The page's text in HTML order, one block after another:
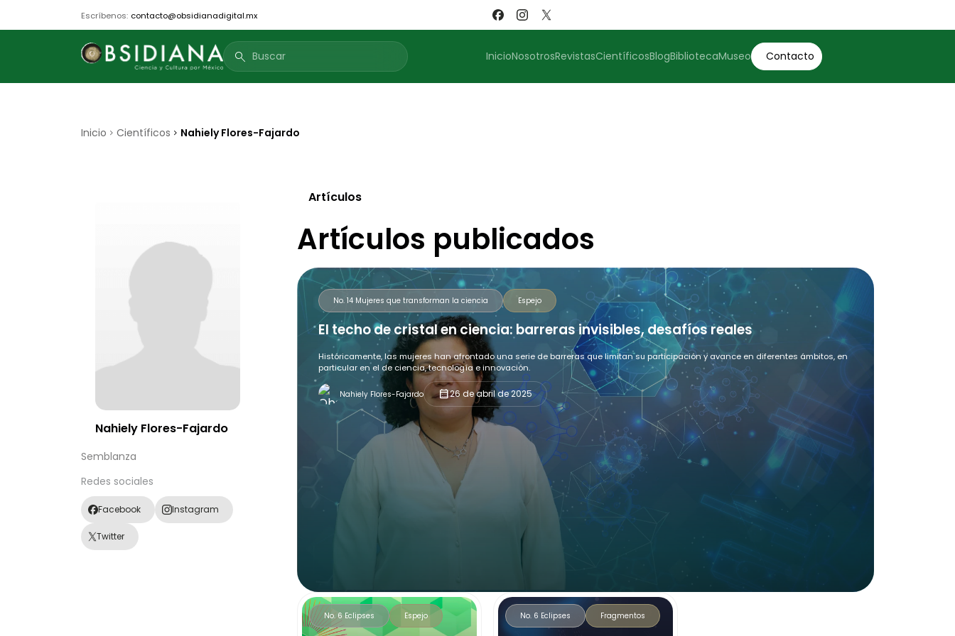
Escríbenos: contacto@obsidianadigital.mx
search InicioNosotrosRevistasCientíficosBlogBibliotecaMuseo Contacto
Inicio Científicos Nahiely Flores-Fajardo
Nahiely Flores-Fajardo
Semblanza
Redes sociales
Facebook Instagram
Twitter
Artículos
Artículos publicados
No. 14 Mujeres que transforman la ciencia Espejo
El techo de cristal en ciencia: barreras invisibles, desafíos reales
Históricamente, las mujeres han afrontado una serie de barreras que limitan su participación y avance en diferentes ámbitos, en
particular en el de ciencia, tecnología e innovación.
Nahiely Flores-Fajardo calendar_month26 de abril de 2025
No. 6 Eclipses Espejo No. 6 Eclipses Fragmentos